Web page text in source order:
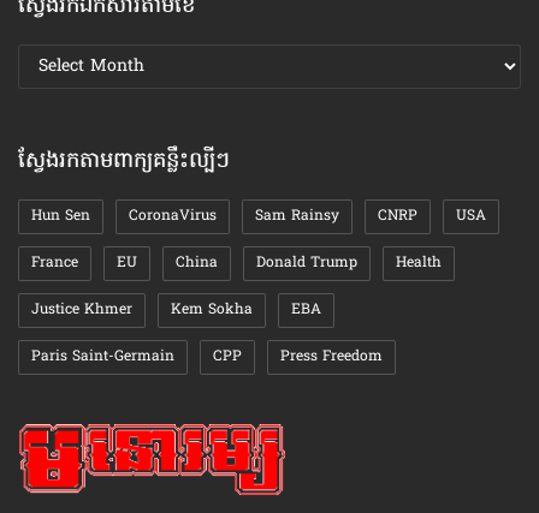
ស្វែងរកឯកសារតាមខែ
ស្វែងរក
ឯកសារ
ស្វែងរកតាមពាក្យគន្លឹះល្បីៗ
Hun Sen CoronaVirus Sam Rainsy CNRP USA
France EU China Donald Trump Health
Justice Khmer Kem Sokha EBA
Paris Saint-Germain CPP Press Freedom